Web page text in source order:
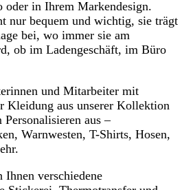
in Ihrem Markendesign.
nur bequem und wichtig, sie trägt
bei, wo immer sie am
ob im Ladengeschäft, im Büro
und Mitarbeiter mit
Kleidung aus unserer Kollektion
aus –
Warnwesten, T-Shirts, Hosen,
verschiedene